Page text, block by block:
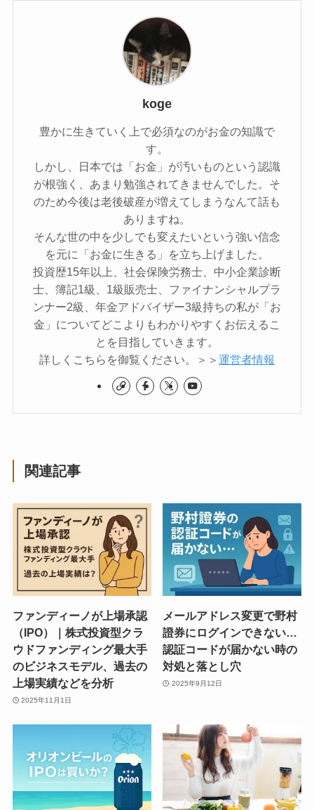
koge
豊かに生きていく上で必須なのがお金の知識で
す。
しかし、日本では「お金」が汚いものという認識
が根強く、あまり勉強されてきませんでした。そ
のため今後は老後破産が増えてしまうなんて話も
ありますね。
そんな世の中を少しでも変えたいという強い信念
を元に「お金に生きる」を立ち上げました。
投資歴15年以上、社会保険労務士、中小企業診断
士、簿記1級、1級販売士、ファイナンシャルプラ
ンナー2級、年金アドバイザー3級持ちの私が「お
金」についてどこよりもわかりやすくお伝えるこ
とを目指していきます。
詳しくこちらを御覧ください。＞＞ 運営者情報
関連記事
ファンディーノが上場承認
（IPO）｜株式投資型クラ
ウドファンディング最大手
のビジネスモデル、過去の
上場実績などを分析
2025年11月1日
メールアドレス変更で野村
證券にログインできない…
認証コードが届かない時の
対処と落とし穴
2025年9月12日